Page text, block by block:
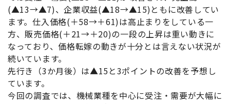
(▲13→▲7)、企業収益(▲18→▲15)ともに改善してい
ます。仕入価格(＋58→＋61)は高止まりをしている一
方、販売価格(＋21→＋20)の一段の上昇は重い動きに
なっており、価格転嫁の動きが十分とは言えない状況が
続いています。
先行き（3か月後）は▲15と3ポイントの改善を予想し
ています。
今回の調査では、機械業種を中心に受注・需要が大幅に